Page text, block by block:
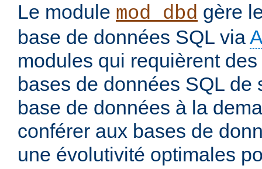
Le module mod_dbd gère
base de données SQL via
modules qui requièrent
bases de données SQL de
base de données à la
conférer aux bases de
une évolutivité optimales